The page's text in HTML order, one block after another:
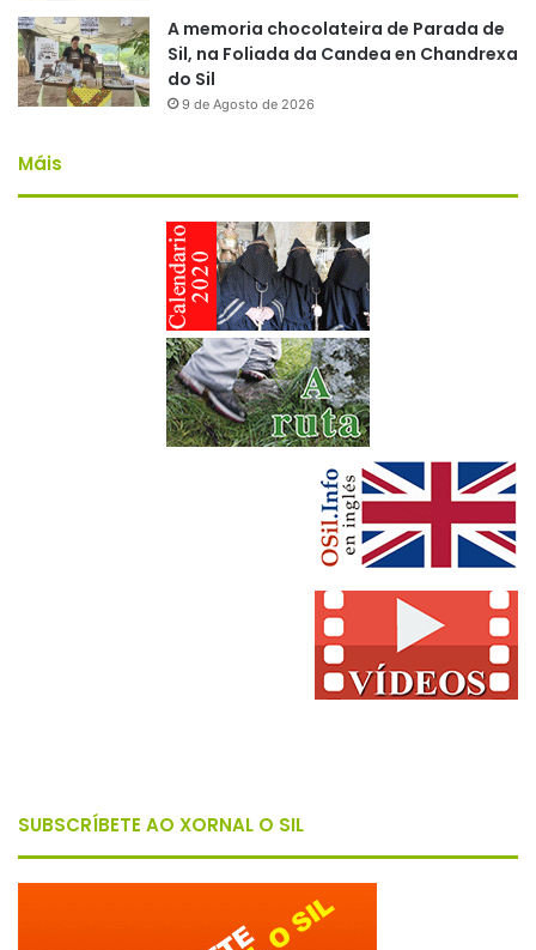
A memoria chocolateira de Parada de
Sil, na Foliada da Candea en Chandrexa
do Sil
9 de Agosto de 2026
Máis
SUBSCRÍBETE AO XORNAL O SIL